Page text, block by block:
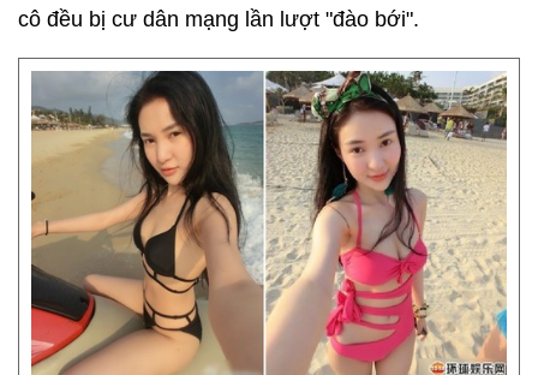
cô đều bị cư dân mạng lần lượt "đào bới".